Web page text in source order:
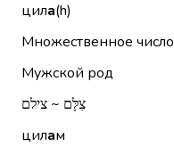
цила(h)
Множественное число
Мужской род
צִלָּם ~ צילם
цилам